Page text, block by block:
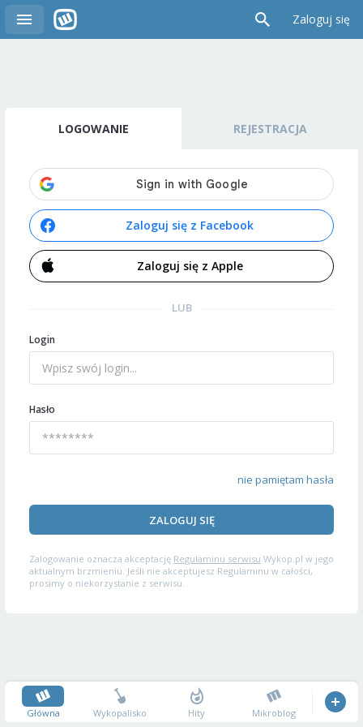
Zaloguj się
LOGOWANIE REJESTRACJA
Zaloguj się z Facebook
Zaloguj się z Apple
LUB
Login
Hasło
nie pamiętam hasła
ZALOGUJ SIĘ
Zalogowanie oznacza akceptację Regulaminu serwisu Wykop.pl w jego
aktualnym brzmieniu. Jeśli nie akceptujesz Regulaminu w całości,
prosimy o niekorzystanie z serwisu.
Główna Wykopalisko Hity Mikroblog